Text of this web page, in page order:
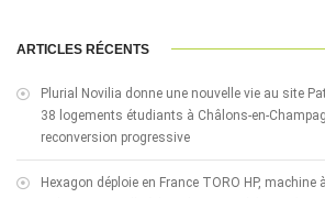
ARTICLES RÉCENTS
Plurial Novilia donne une nouvelle vie au site
38 logements étudiants à Châlons-en-
reconversion progressive
Hexagon déploie en France TORO HP, machine